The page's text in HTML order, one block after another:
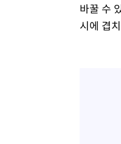
바꿀 수
시에 겹